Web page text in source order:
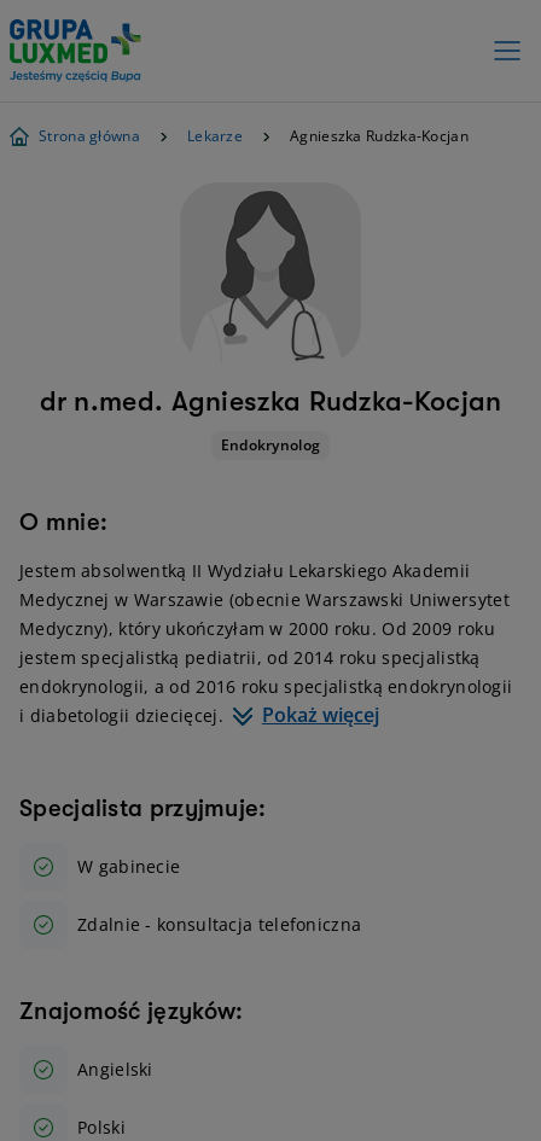
Strona główna Lekarze Agnieszka Rudzka-Kocjan
dr n.med. Agnieszka Rudzka-Kocjan
Endokrynolog
O mnie:
Jestem absolwentką II Wydziału Lekarskiego Akademii
Medycznej w Warszawie (obecnie Warszawski Uniwersytet
Medyczny), który ukończyłam w 2000 roku. Od 2009 roku
jestem specjalistką pediatrii, od 2014 roku specjalistką
endokrynologii, a od 2016 roku specjalistką endokrynologii
i diabetologii dziecięcej.
Pokaż więcej
Specjalista przyjmuje:
W gabinecie
Zdalnie - konsultacja telefoniczna
Znajomość języków:
Angielski
Polski